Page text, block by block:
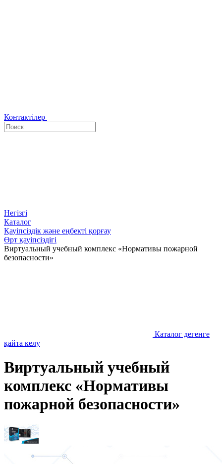
Контактілер
Негізгі
Каталог
Қауіпсіздік және еңбекті қорғау
Өрт қауіпсіздігі
Виртуальный учебный комплекс «Нормативы пожарной
безопасности»
Каталог дегенге
қайта келу
Виртуальный учебный
комплекс «Нормативы
пожарной безопасности»